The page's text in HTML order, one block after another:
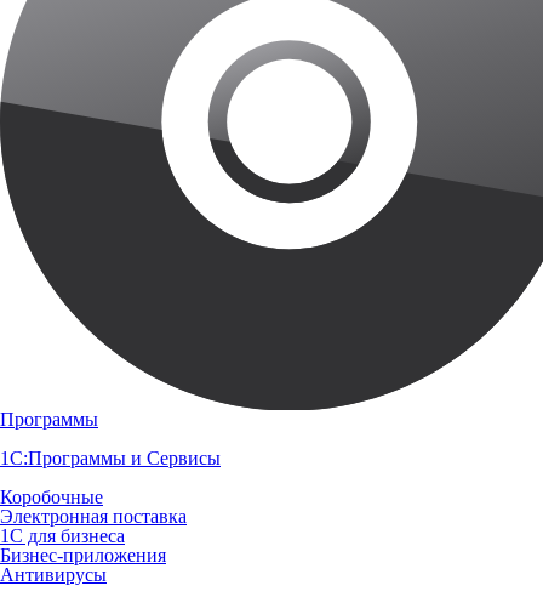
Программы
1С:Программы и Сервисы
Коробочные
Электронная поставка
1С для бизнеса
Бизнес-приложения
Антивирусы